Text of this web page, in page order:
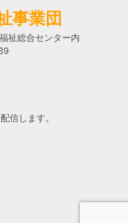
事業団
祉総合センター内
信します。